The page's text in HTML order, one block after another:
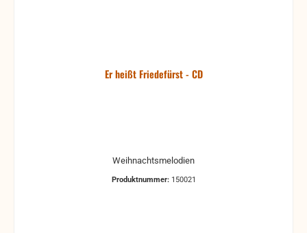
Er heißt Friedefürst - CD
Weihnachtsmelodien
Produktnummer: 150021